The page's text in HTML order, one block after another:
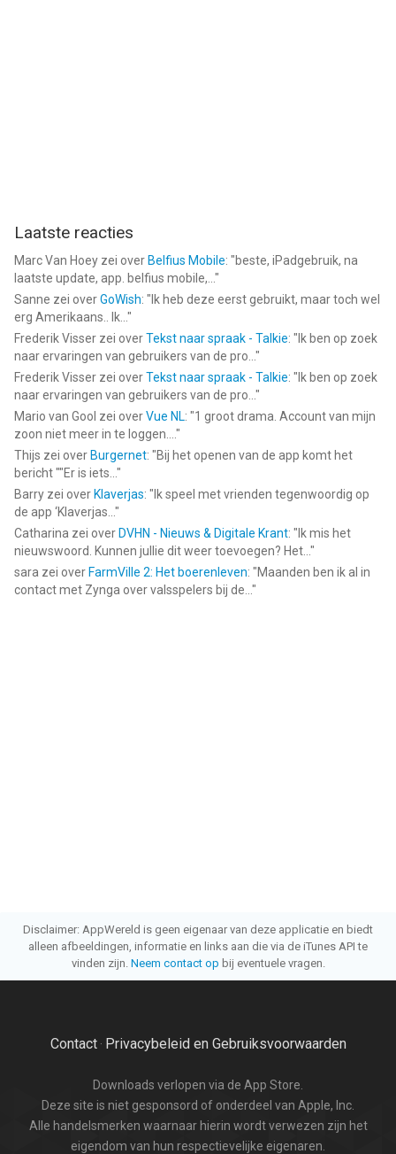
Laatste reacties
Marc Van Hoey zei over Belfius Mobile: "beste, iPadgebruik, na
laatste update, app. belfius mobile,... "
Sanne zei overGoWish: " Ik heb deze eerst gebruikt, maar toch wel
erg Amerikaans.. Ik... "
Frederik Visser zei overTekst naar spraak - Talkie: " Ik ben op zoek
naar ervaringen van gebruikers van de pro... "
Frederik Visser zei overTekst naar spraak - Talkie: " Ik ben op zoek
naar ervaringen van gebruikers van de pro... "
Mario van Gool zei overVue NL: "1 groot drama. Account van mijn
zoon niet meer in te loggen.... "
Thijs zei over Burgernet: "Bij het openen van de app komt het
bericht ""Er is iets... "
Barry zei over Klaverjas: " Ik speel met vrienden tegenwoordig op
de app ‘Klaverjas... "
Catharina zei over DVHN - Nieuws & Digitale Krant: " Ik mis het
nieuwswoord. Kunnen jullie dit weer toevoegen? Het... "
sara zei over FarmVille 2: Het boerenleven: "Maanden ben ik al in
contact met Zynga over valsspelers bij de... "
Disclaimer: AppWereld is geen eigenaar van deze applicatie en biedt
alleen afbeeldingen, informatie en links aan die via de iTunes API te
vinden zijn. Neem contact op bij eventuele vragen.
Contact· Privacybeleid en Gebruiksvoorwaarden
Downloads verlopen via de App Store.
Deze site is niet gesponsord of onderdeel van Apple, Inc.
Alle handelsmerken waarnaar hierin wordt verwezen zijn het
eigendom van hun respectievelijke eigenaren.